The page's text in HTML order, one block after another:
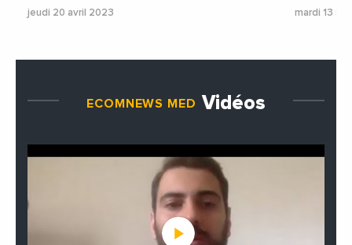
jeudi 20 avril 2023 mardi 13
ECOMNEWS MED Vidéos